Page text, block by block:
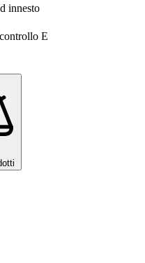
innesto
E